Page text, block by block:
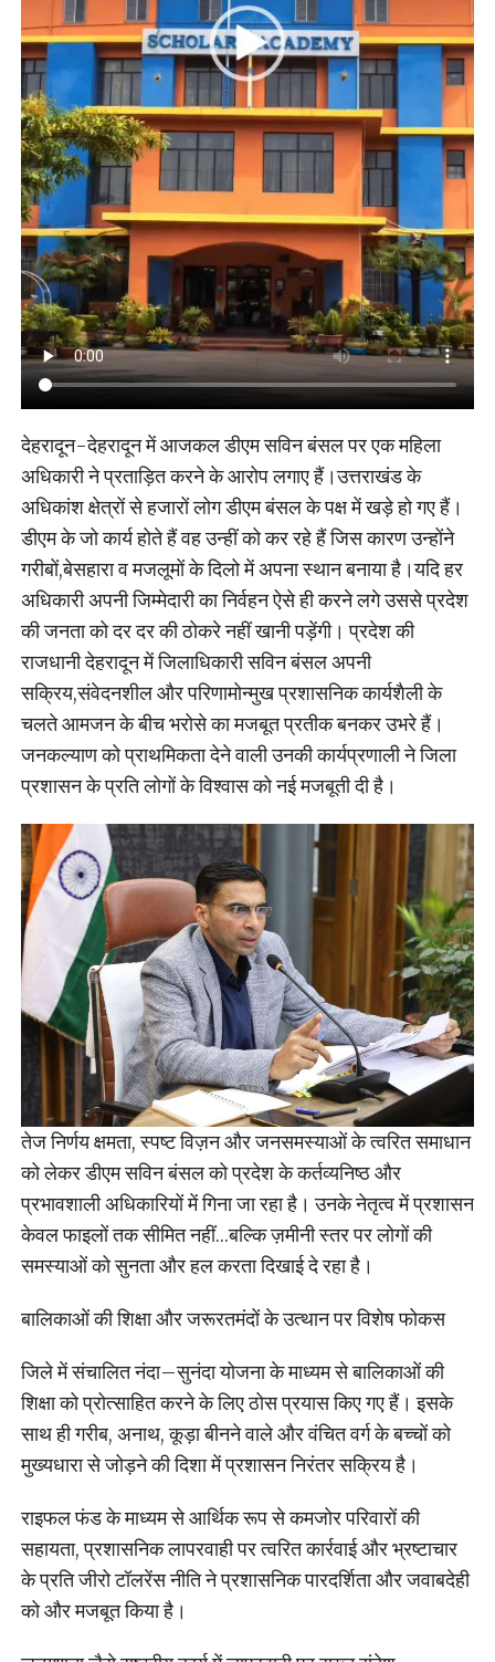
देहरादून-देहरादून में आजकल डीएम सविन बंसल पर एक महिला
अधिकारी ने प्रताड़ित करने के आरोप लगाए हैं।उत्तराखंड के
अधिकांश क्षेत्रों से हजारों लोग डीएम बंसल के पक्ष में खड़े हो गए हैं।
डीएम के जो कार्य होते हैं वह उन्हीं को कर रहे हैं जिस कारण उन्होंने
गरीबों,बेसहारा व मजलूमों के दिलो में अपना स्थान बनाया है।यदि हर
अधिकारी अपनी जिम्मेदारी का निर्वहन ऐसे ही करने लगे उससे प्रदेश
की जनता को दर दर की ठोकरे नहीं खानी पड़ेंगी। प्रदेश की
राजधानी देहरादून में जिलाधिकारी सविन बंसल अपनी
सक्रिय,संवेदनशील और परिणामोन्मुख प्रशासनिक कार्यशैली के
चलते आमजन के बीच भरोसे का मजबूत प्रतीक बनकर उभरे हैं।
जनकल्याण को प्राथमिकता देने वाली उनकी कार्यप्रणाली ने जिला
प्रशासन के प्रति लोगों के विश्वास को नई मजबूती दी है।
तेज निर्णय क्षमता, स्पष्ट विज़न और जनसमस्याओं के त्वरित समाधान
को लेकर डीएम सविन बंसल को प्रदेश के कर्तव्यनिष्ठ और
प्रभावशाली अधिकारियों में गिना जा रहा है। उनके नेतृत्व में प्रशासन
केवल फाइलों तक सीमित नहीं…बल्कि ज़मीनी स्तर पर लोगों की
समस्याओं को सुनता और हल करता दिखाई दे रहा है।
बालिकाओं की शिक्षा और जरूरतमंदों के उत्थान पर विशेष फोकस
जिले में संचालित नंदा–सुनंदा योजना के माध्यम से बालिकाओं की
शिक्षा को प्रोत्साहित करने के लिए ठोस प्रयास किए गए हैं। इसके
साथ ही गरीब, अनाथ, कूड़ा बीनने वाले और वंचित वर्ग के बच्चों को
मुख्यधारा से जोड़ने की दिशा में प्रशासन निरंतर सक्रिय है।
राइफल फंड के माध्यम से आर्थिक रूप से कमजोर परिवारों की
सहायता, प्रशासनिक लापरवाही पर त्वरित कार्रवाई और भ्रष्टाचार
के प्रति जीरो टॉलरेंस नीति ने प्रशासनिक पारदर्शिता और जवाबदेही
को और मजबूत किया है।